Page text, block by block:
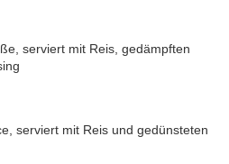
serviert mit Reis, gedämpften
serviert mit Reis und gedünsteten